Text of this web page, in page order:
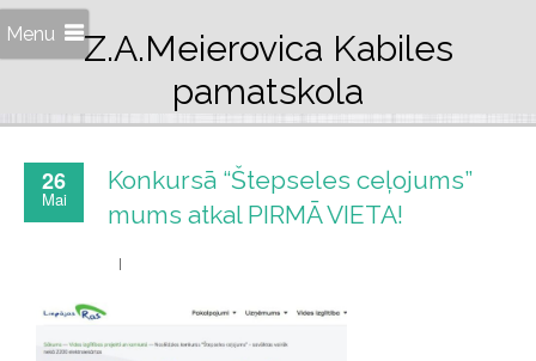
Menu
Z.A.Meierovica Kabiles
pamatskola
26
Mai
Konkursā “Štepseles ceļojums”
mums atkal PIRMĀ VIETA!